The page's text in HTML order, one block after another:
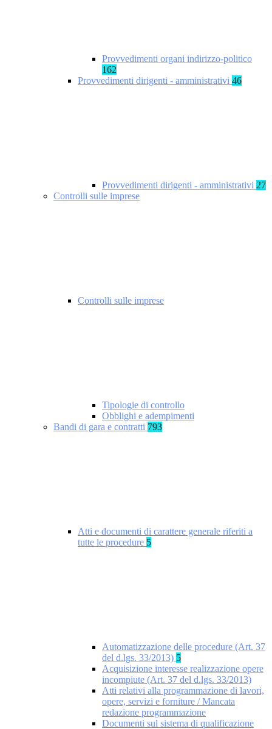
Provvedimenti organi indirizzo-politico
162
Provvedimenti dirigenti - amministrativi 46
Provvedimenti dirigenti - amministrativi 27
Controlli sulle imprese
Controlli sulle imprese
Tipologie di controllo
Obblighi e adempimenti
Bandi di gara e contratti 793
Atti e documenti di carattere generale riferiti a
tutte le procedure 5
Automatizzazione delle procedure (Art. 37
del d.lgs. 33/2013) 5
Acquisizione interesse realizzazione opere
incompiute (Art. 37 del d.lgs. 33/2013)
Atti relativi alla programmazione di lavori,
opere, servizi e forniture / Mancata
redazione programmazione
Documenti sul sistema di qualificazione